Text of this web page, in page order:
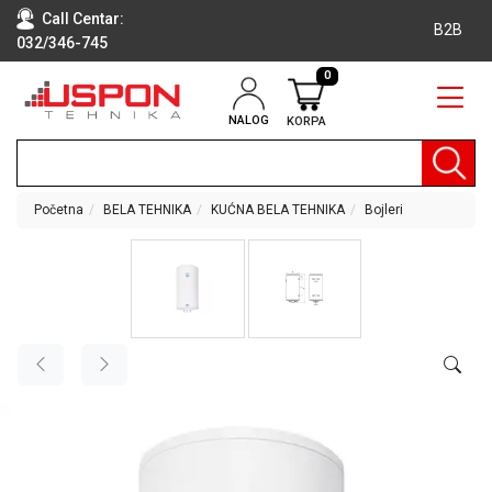
Call Centar:
032/346-745
B2B
NALOG KORPA
0
RAČUNARI
TEHNIKA
VIDEO
Početna BELA TEHNIKA KUĆNA BELA TEHNIKA Bojleri